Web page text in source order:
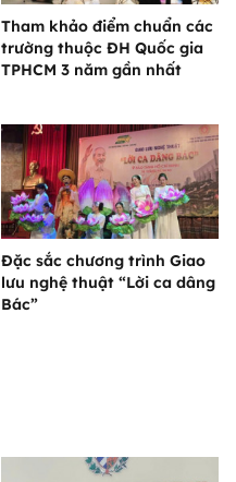
Tham khảo điểm chuẩn các
trường thuộc ĐH Quốc gia
TPHCM 3 năm gần nhất
Đặc sắc chương trình Giao
lưu nghệ thuật “Lời ca dâng
Bác”